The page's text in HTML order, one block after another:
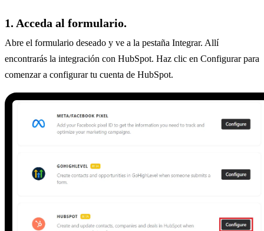
1. Acceda al formulario.
Abre el formulario deseado y ve a la pestaña Integrar. Allí
encontrarás la integración con HubSpot. Haz clic en Configurar para
comenzar a configurar tu cuenta de HubSpot.